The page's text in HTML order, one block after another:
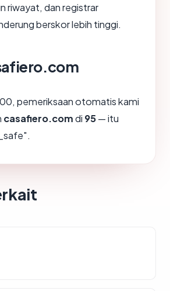
riwayat, dan registrar
berskor lebih tinggi.
pemeriksaan otomatis kami
casafiero.comdi 95— itu